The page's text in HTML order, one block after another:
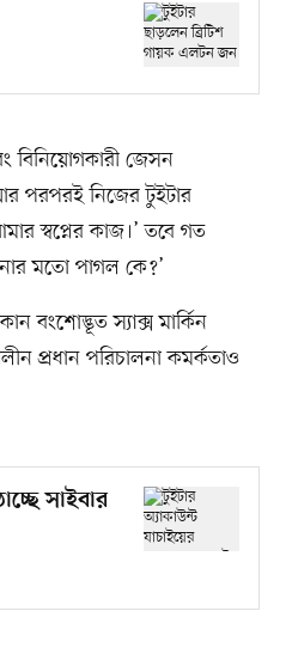
বিনিয়োগকারী জেসন
পরপরই নিজের টুইটার
স্বপ্নের কাজ।’ তবে গত
মতো পাগল কে?’
বংশোদ্ভূত স্যাক্স মার্কিন
প্রধান পরিচালনা কমর্কতাও
সাইবার